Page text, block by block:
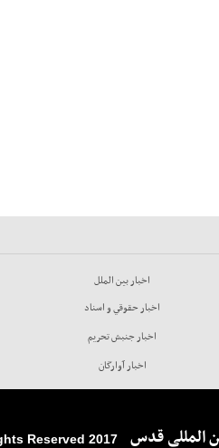
اخبار بين الملل
اخبار حقوقي و اسناد
اخبار جنبش تحريم
اخبار آوارگان
المللی قدس 2017 Qods News Agency. All Rights Reserved